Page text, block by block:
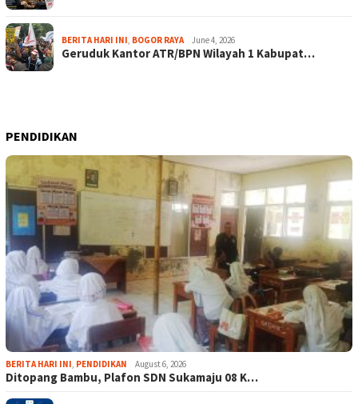
BERITA HARI INI, BOGOR RAYA June 4, 2026
Geruduk Kantor ATR/BPN Wilayah 1 Kabupat…
PENDIDIKAN
BERITA HARI INI, PENDIDIKAN August 6, 2026
Ditopang Bambu, Plafon SDN Sukamaju 08 K…